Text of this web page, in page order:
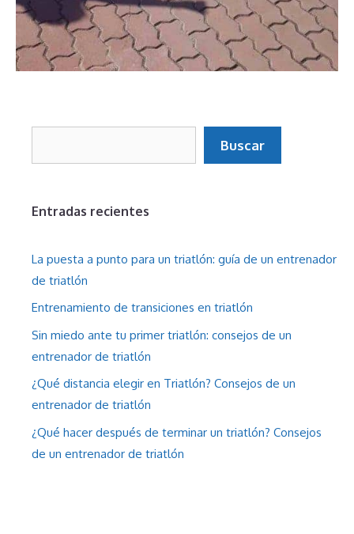
Buscar
Entradas recientes
La puesta a punto para un triatlón: guía de un entrenador
de triatlón
Entrenamiento de transiciones en triatlón
Sin miedo ante tu primer triatlón: consejos de un
entrenador de triatlón
¿Qué distancia elegir en Triatlón? Consejos de un
entrenador de triatlón
¿Qué hacer después de terminar un triatlón? Consejos
de un entrenador de triatlón